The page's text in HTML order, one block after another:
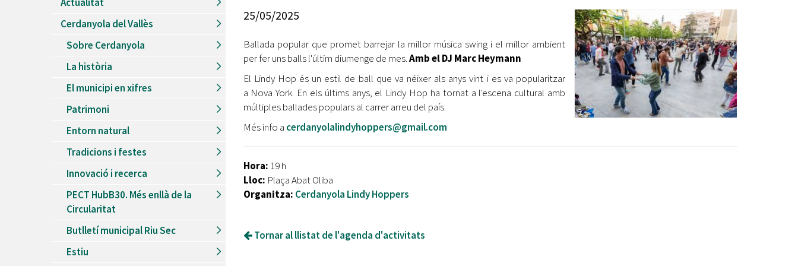
Recursos Humans
Ètica i Integritat
Retiment de Comptes
Accés a Informació Pública
Dades Obertes
Del26/06/2026al30/08/2026
Patis oberts temporada d'estiu
Piscines d'estiu a Cerdanyola
Del01/06/2026al30/09/2026
Refugis climàtics a Cerdanyola
Jocs d'aigua del Parc Cordelles
Del01/07/2024al31/08/2026
Decorem! Conte 'La truita de nabius'
jove 2026
Cerdanyola opta a més de 5 milions d'euros del Pla de
Barris per transformar les Fontetes, Quatre Cantons i
l'entorn de l'avinguda Catalunya
El FIT presenta el cartell de la seva 16a edició i dona el
tret de sortida al festival
L’Ajuntament reparteix ulleres gratuïtes per veure
Entitats
Equipaments
Mercats Municipals
Cerdanyola del Vallès
Sobre Cerdanyola
La història
El municipi en xifres
Patrimoni
Entorn natural
Tradicions i festes
Innovació i recerca
PECT HubB30. Més enllà de la
Circularitat
Butlletí municipal Riu Sec
Estiu
25/05/2025
Ballada popular que promet barrejar la millor música swing i el millor ambient
per fer uns balls l'últim diumenge de mes.Amb el DJ Marc Heymann
El Lindy Hop és un estil de ball que va néixer als anys vint i es va popularitzar
a Nova York. En els últims anys, el Lindy Hop ha tornat a l'escena cultural amb
múltiples ballades populars al carrer arreu del país.
Més info a cerdanyolalindyhoppers@gmail.com
Hora: 19 h
Lloc: Plaça Abat Oliba
Organitza: Cerdanyola Lindy Hoppers
Tornar al llistat de l'agenda d'activitats